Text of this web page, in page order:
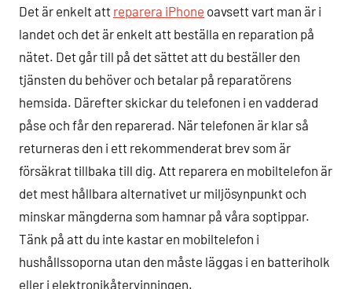
Det är enkelt att reparera iPhone oavsett vart man är i
landet och det är enkelt att beställa en reparation på
nätet. Det går till på det sättet att du beställer den
tjänsten du behöver och betalar på reparatörens
hemsida. Därefter skickar du telefonen i en vadderad
påse och får den reparerad. När telefonen är klar så
returneras den i ett rekommenderat brev som är
försäkrat tillbaka till dig. Att reparera en mobiltelefon är
det mest hållbara alternativet ur miljösynpunkt och
minskar mängderna som hamnar på våra soptippar.
Tänk på att du inte kastar en mobiltelefon i
hushållssoporna utan den måste läggas i en batteriholk
eller i elektronikåtervinningen.